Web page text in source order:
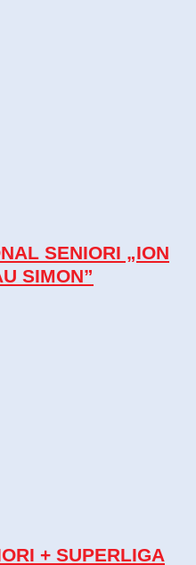
SENIORI „ION
SIMON”
+ SUPERLIGA